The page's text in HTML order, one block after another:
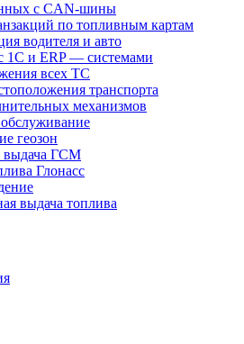
с CAN-шины
по топливным картам
водителя и авто
1С и ERP — системами
всех ТС
транспорта
механизмов
геозон
выдача ГСМ
Глонасс
выдача топлива